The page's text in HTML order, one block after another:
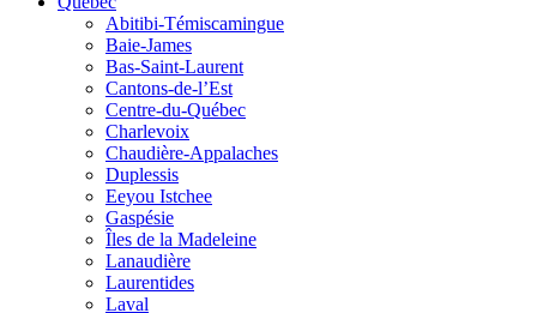
Abitibi-Témiscamingue
Baie-James
Bas-Saint-Laurent
Cantons-de-l’Est
Centre-du-Québec
Charlevoix
Chaudière-Appalaches
Duplessis
Eeyou Istchee
Gaspésie
Îles de la Madeleine
Lanaudière
Laurentides
Laval